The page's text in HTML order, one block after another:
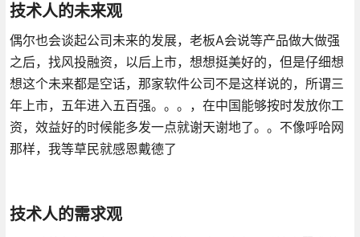
技术人的未来观
偶尔也会谈起公司未来的发展，老板A会说等产品做大做强
之后，找风投融资，以后上市，想想挺美好的，但是仔细想
想这个未来都是空话，那家软件公司不是这样说的，所谓三
年上市，五年进入五百强。。。，在中国能够按时发放你工
资，效益好的时候能多发一点就谢天谢地了。。不像呼哈网
那样，我等草民就感恩戴德了
技术人的需求观